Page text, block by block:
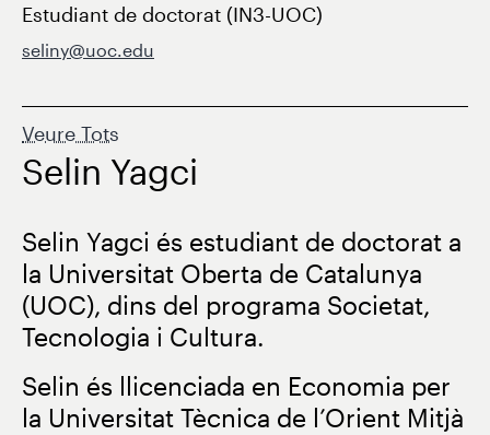
Estudiant de doctorat (IN3-UOC)
seliny@uoc.edu
Veure Tots
Selin Yagci
Selin Yagci és estudiant de doctorat a
la Universitat Oberta de Catalunya
(UOC), dins del programa Societat,
Tecnologia i Cultura.
Selin és llicenciada en Economia per
la Universitat Tècnica de l’Orient Mitjà